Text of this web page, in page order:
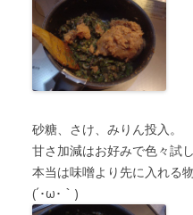
砂糖、さけ、みりん投入。
甘さ加減はお好みで色々試
本当は味噌より先に入れる
(´･ω･｀)